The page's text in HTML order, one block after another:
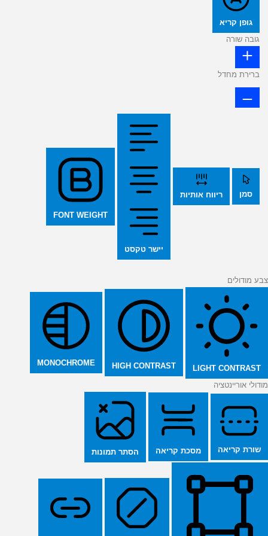
גופן קריא
גובה שורה
ברירת מחדל
סמן ריווח אותיות
יישר טקסט
FONT WEIGHT
צבע מודולים
LIGHT CONTRAST
HIGH CONTRAST
MONOCHROME
מודולי אוריינטציה
שורת קריאה מסכת קריאה הסתר תמונות